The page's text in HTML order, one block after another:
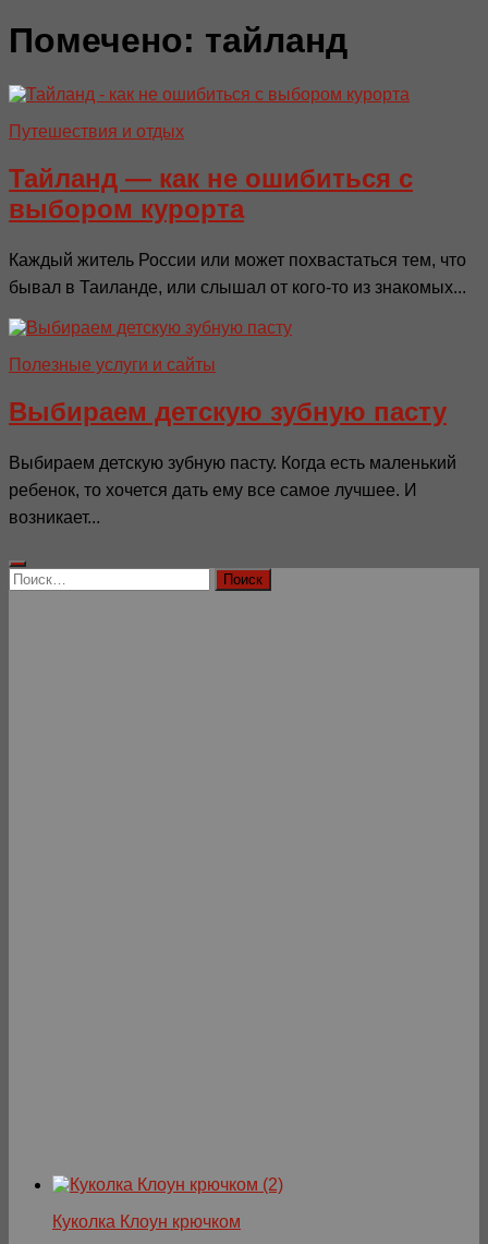
Помечено: тайланд
Путешествия и отдых
Тайланд — как не ошибиться с
выбором курорта
Каждый житель России или может похвастаться тем, что
бывал в Таиланде, или слышал от кого-то из знакомых...
Полезные услуги и сайты
Выбираем детскую зубную пасту
Выбираем детскую зубную пасту. Когда есть маленький
ребенок, то хочется дать ему все самое лучшее. И
возникает...
Найти:
Куколка Клоун крючком